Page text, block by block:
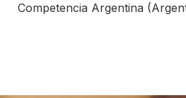
Competencia Argentina